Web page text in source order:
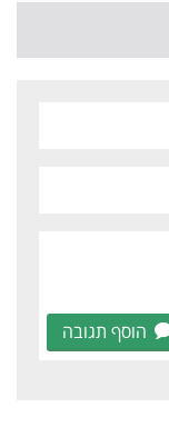
הוסף תגובה